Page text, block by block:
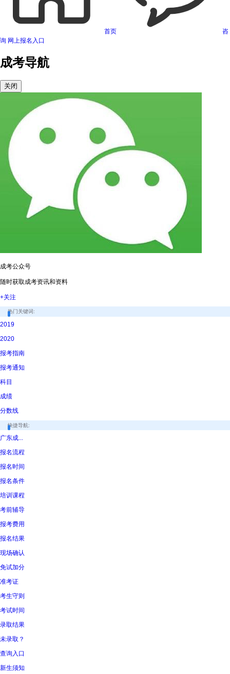
首页
咨
询 网上报名入口
成考导航
关闭
成考公众号
随时获取成考资讯和资料
+关注
热门关键词:
2019
2020
报考指南
报考通知
科目
成绩
分数线
快捷导航:
广东成...
报名流程
报名时间
报名条件
培训课程
考前辅导
报考费用
报名结果
现场确认
免试加分
准考证
考生守则
考试时间
录取结果
未录取？
查询入口
新生须知